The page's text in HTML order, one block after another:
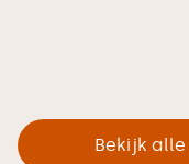
Bekijk